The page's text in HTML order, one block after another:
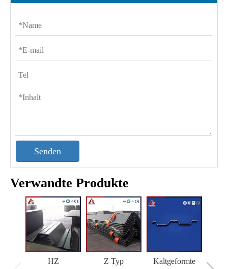
Senden
Verwandte Produkte
HZ
Z Typ
Kaltgeformte